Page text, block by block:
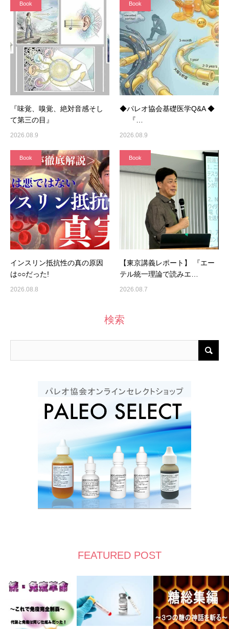
Book
『味覚、嗅覚、絶対音感そし
て第三の目』
2026.08.9
Book
◆パレオ協会基礎医学Q&A ◆
『…
2026.08.9
Book
インスリン抵抗性の真の原因
は○○だった!
2026.08.8
Book
【東京講義レポート】 『エー
テル統一理論で読みエ…
2026.08.7
検索
FEATURED POST